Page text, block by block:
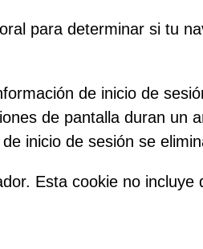
para determinar si tu
de inicio de
de pantalla duran un
inicio de sesión se
Esta cookie no